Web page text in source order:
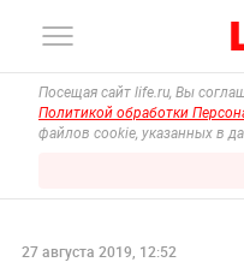
Посещая сайт life.ru, Вы
Политикой обработки
файлов cookie, указанных в
27 августа 2019, 12:52